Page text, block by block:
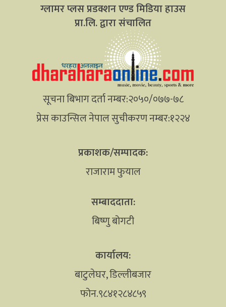
ग्लामर प्लस प्रडक्शन एण्ड मिडिया हाउस
प्रा.लि. द्वारा संचालित
सूचना बिभाग दर्ता नम्बर:२०५०/०७७-७८
प्रेस काउन्सिल नेपाल सुचीकरण नम्बर:१२२४
प्रकाशक/सम्पादक:
राजाराम फुयाल
सम्बाददाता:
बिष्णु बोगटी
कार्यालय:
बाटुलेघर, डिल्लीबजार
फोन.९८४१२८४८५९